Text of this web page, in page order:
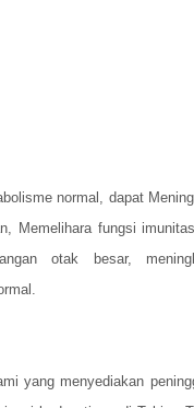
normal, dapat
Memelihara fungsi
otak besar,
yang menyediakan